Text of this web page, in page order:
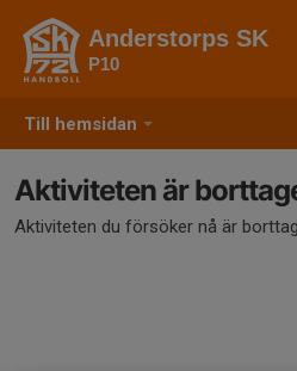
Till hemsidan
Anderstorps SK
P10
Aktiviteten är
Aktiviteten du försöker nå är